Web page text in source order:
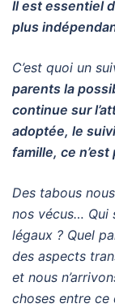
Il est essentiel
plus
C’est quoi un
parents la
continue sur
adoptée, le
famille, ce n’est
Des tabous
nos vécus… Qui
légaux ? Quel
des aspects
et nous
choses entre ce